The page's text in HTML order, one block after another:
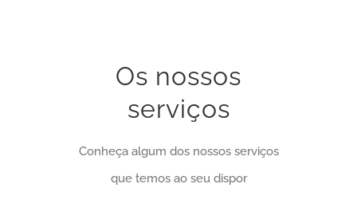
Os nossos
serviços
Conheça algum dos nossos serviços
que temos ao seu dispor